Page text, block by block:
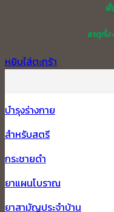
ฟื้
ธาตุทั้ง
หยิบใส่ตะกร้า
บำรุงร่างกาย
สำหรับสตรี
กระชายดำ
ยาแผนโบราณ
ยาสามัญประจำบ้าน